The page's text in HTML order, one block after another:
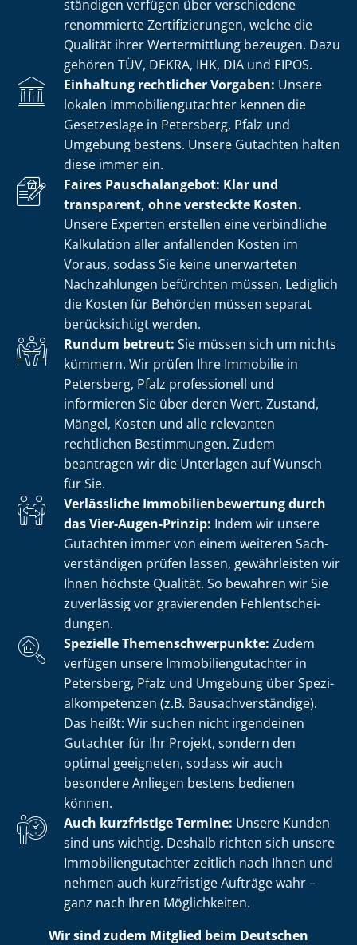
stän­di­gen verfügen über verschiedene
renommierte Zer­ti­fi­zie­run­gen, welche die
Qualität ihrer Wertermittlung bezeugen. Dazu
gehören TÜV, DEKRA, IHK, DIA und EIPOS.
Einhaltung rechtlicher Vorgaben: Unsere
lokalen Im­mo­bi­li­en­gut­ach­ter kennen die
Gesetzeslage in Petersberg, Pfalz und
Umgebung bestens. Unsere Gutachten halten
diese immer ein.
Faires Pauschalangebot: Klar und
transparent, ohne versteckte Kosten.
Unsere Experten erstellen eine verbindliche
Kalkulation aller anfallenden Kosten im
Voraus, sodass Sie keine unerwarteten
Nachzahlungen befürchten müssen. Lediglich
die Kosten für Behörden müssen separat
berücksichtigt werden.
Rundum betreut: Sie müssen sich um nichts
kümmern. Wir prüfen Ihre Immobilie in
Petersberg, Pfalz professionell und
informieren Sie über deren Wert, Zustand,
Mängel, Kosten und alle relevanten
rechtlichen Bestimmungen. Zudem
beantragen wir die Unterlagen auf Wunsch
für Sie.
Verlässliche Im­mo­bi­li­en­be­wer­tung durch
das Vier-Augen-Prinzip: Indem wir unsere
Gutachten immer von einem weiteren Sach­
ver­stän­di­gen prüfen lassen, gewährleisten wir
Ihnen höchste Qualität. So bewahren wir Sie
zuverlässig vor gravierenden Fehl­ent­schei­
dun­gen.
Spezielle The­men­schwer­punk­te: Zudem
verfügen unsere Im­mo­bi­li­en­gut­ach­ter in
Petersberg, Pfalz und Umgebung über Spe­zi­
al­kom­pe­ten­zen (z.B. Bau­sach­ver­stän­di­ge).
Das heißt: Wir suchen nicht irgendeinen
Gutachter für Ihr Projekt, sondern den
optimal geeigneten, sodass wir auch
besondere Anliegen bestens bedienen
können.
Auch kurzfristige Termine: Unsere Kunden
sind uns wichtig. Deshalb richten sich unsere
Im­mo­bi­li­en­gut­ach­ter zeitlich nach Ihnen und
nehmen auch kurzfristige Aufträge wahr –
ganz nach Ihren Möglichkeiten.
Wir sind zudem Mitglied beim Deutschen